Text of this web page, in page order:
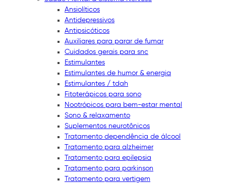
Ansiolíticos
Antidepressivos
Antipsicóticos
Auxiliares para parar de fumar
Cuidados gerais para snc
Estimulantes
Estimulantes de humor & energia
Estimulantes / tdah
Fitoterápicos para sono
Nootrópicos para bem-estar mental
Sono & relaxamento
Suplementos neurotônicos
Tratamento dependência de álcool
Tratamento para alzheimer
Tratamento para epilepsia
Tratamento para parkinson
Tratamento para vertigem